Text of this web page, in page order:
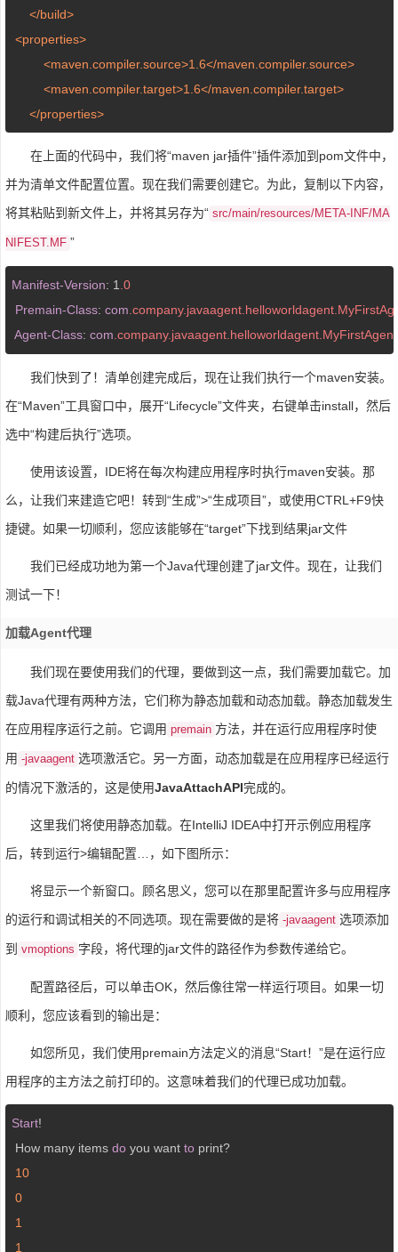
</build>
<properties>
<maven.compiler.source>1.6</maven.compiler.source>
<maven.compiler.target>1.6</maven.compiler.target>
</properties>
在上面的代码中，我们将“maven jar插件”插件添加到pom文件中，
并为清单文件配置位置。现在我们需要创建它。为此，复制以下内容，
将其粘贴到新文件上，并将其另存为“ src/main/resources/META-INF/MA
NIFEST.MF ”
Manifest-Version: 1.0
Premain-Class: com.company.javaagent.helloworldagent
Agent-Class: com.company.javaagent.helloworldagent.MyFirstAgent
我们快到了！清单创建完成后，现在让我们执行一个maven安装。
在“Maven”工具窗口中，展开“Lifecycle”文件夹，右键单击install，然后
选中“构建后执行”选项。
使用该设置，IDE将在每次构建应用程序时执行maven安装。那
么，让我们来建造它吧！转到“生成”>“生成项目”，或使用CTRL+F9快
捷键。如果一切顺利，您应该能够在“target”下找到结果jar文件
我们已经成功地为第一个Java代理创建了jar文件。现在，让我们
测试一下！
加载Agent代理
我们现在要使用我们的代理，要做到这一点，我们需要加载它。加
载Java代理有两种方法，它们称为静态加载和动态加载。静态加载发生
在应用程序运行之前。它调用 premain 方法，并在运行应用程序时使
用 -javaagent 选项激活它。另一方面，动态加载是在应用程序已经运行
的情况下激活的，这是使用JavaAttachAPI完成的。
这里我们将使用静态加载。在IntelliJ IDEA中打开示例应用程序
后，转到运行>编辑配置…，如下图所示：
将显示一个新窗口。顾名思义，您可以在那里配置许多与应用程序
的运行和调试相关的不同选项。现在需要做的是将 -javaagent 选项添加
到 vmoptions 字段，将代理的jar文件的路径作为参数传递给它。
配置路径后，可以单击OK，然后像往常一样运行项目。如果一切
顺利，您应该看到的输出是：
如您所见，我们使用premain方法定义的消息“Start！”是在运行应
用程序的主方法之前打印的。这意味着我们的代理已成功加载。
Start!
How many items do you want to print?
10
0
1
1